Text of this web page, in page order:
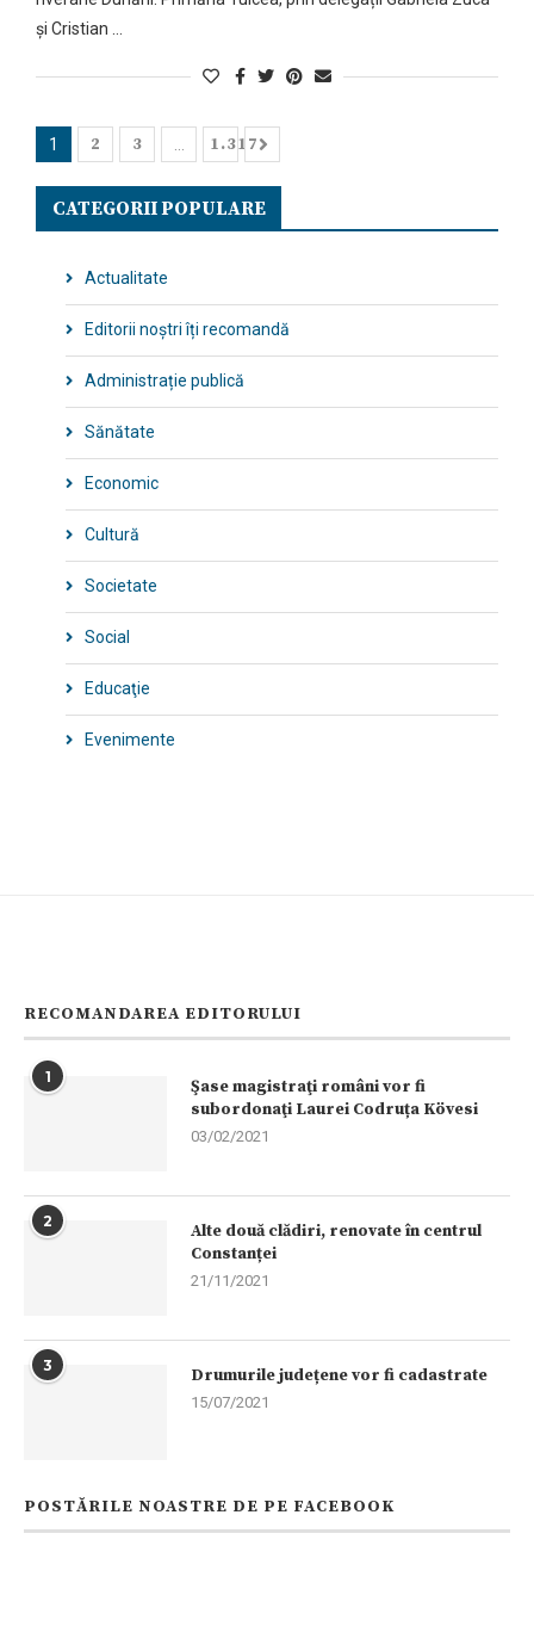
și Cristian …
1 2 3 1.317
CATEGORII POPULARE
Actualitate
Editorii noștri îți recomandă
Administrație publică
Sănătate
Economic
Cultură
Societate
Social
Educaţie
Evenimente
RECOMANDAREA EDITORULUI
1
Şase magistraţi români vor fi
subordonaţi Laurei Codruța Kövesi
03/02/2021
2
Alte două clădiri, renovate în centrul
Constanței
21/11/2021
3 Drumurile județene vor fi cadastrate
15/07/2021
POSTĂRILE NOASTRE DE PE FACEBOOK